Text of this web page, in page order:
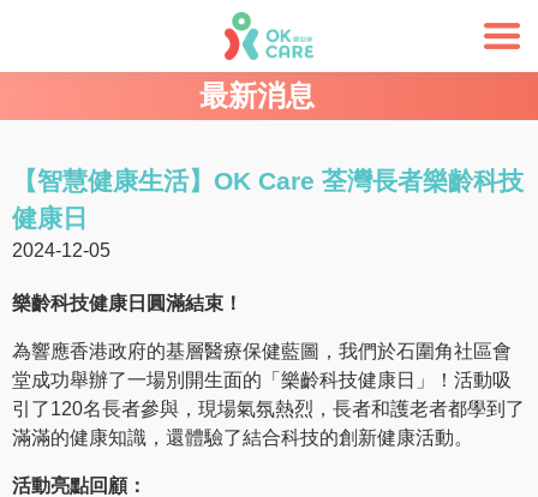
最新消息
【智慧健康生活】OK Care 荃灣長者樂齡科技
健康日
2024-12-05
樂齡科技健康日圓滿結束！
為響應香港政府的基層醫療保健藍圖，我們於石圍角社區會
堂成功舉辦了一場別開生面的「樂齡科技健康日」！活動吸
引了120名長者參與，現場氣氛熱烈，長者和護老者都學到了
滿滿的健康知識，還體驗了結合科技的創新健康活動。
活動亮點回顧：